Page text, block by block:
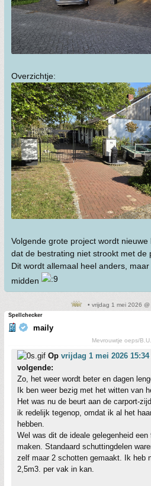
Overzichtje:
Volgende grote project wordt
dat de bestrating niet strookt met de
Dit wordt allemaal heel anders,
midden
• vrijdag 1 mei 2026
Spellchecker
maily
Mevrouwtje oeps/
Op vrijdag 1 mei 2026 15:34
volgende:
Zo, het weer wordt beter en dagen
Ik ben weer bezig met het witten van
Het was nu de beurt aan de carport-
ik redelijk tegenop, omdat ik al het
hebben.
Wel was dit de ideale gelegenheid
maken. Standaard schuttingdelen
zelf maar 2 schotten gemaakt. Ik heb
2,5m3. per vak in kan.